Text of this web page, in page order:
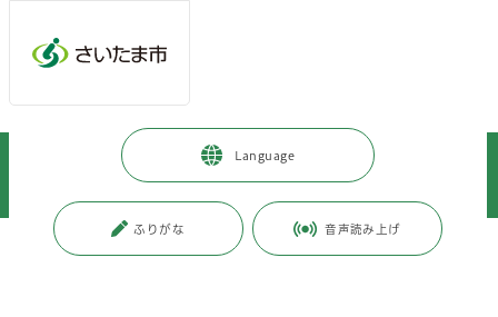
Language
ふりがな 音声読み上げ
暮らし・手続き > まちづくり・交通
各地域のまちづくり
更新日付：2026年7月31日 / ページ番号：C002253